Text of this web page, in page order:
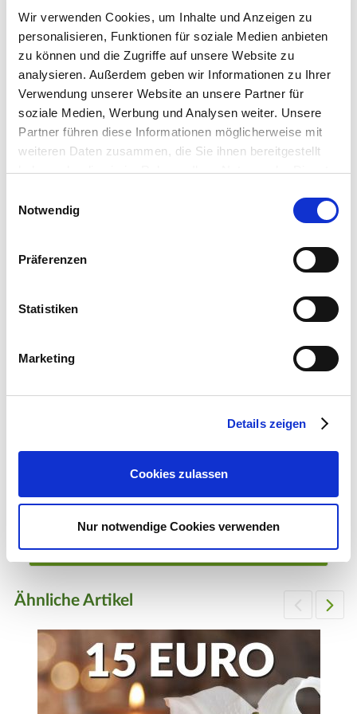
Wir verwenden Cookies, um Inhalte und Anzeigen zu
personalisieren, Funktionen für soziale Medien anbieten
zu können und die Zugriffe auf unsere Website zu
analysieren. Außerdem geben wir Informationen zu Ihrer
Verwendung unserer Website an unsere Partner für
soziale Medien, Werbung und Analysen weiter. Unsere
Partner führen diese Informationen möglicherweise mit
weiteren Daten zusammen, die Sie ihnen bereitgestellt
haben oder die sie im Rahmen Ihrer Nutzung der Dienste
betätigen Sie anschließend den "OK"-Button:
Notwendig
Präferenzen
Statistiken
Marketing
Details zeigen
Cookies zulassen
Nur notwendige Cookies verwenden
Zubehör Produkte
Zum Produkt
Ähnliche Artikel